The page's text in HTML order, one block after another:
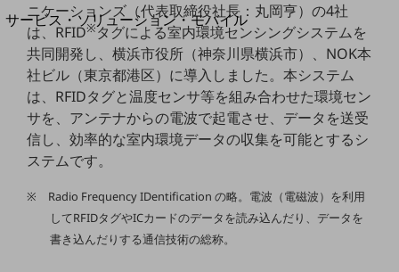
サービス・ソリューション・モバイル
サービス・ソリューションTOP
DXに関する課題を解決する
サービス・ソリューションをご紹介
カテゴリーで探す
カテゴリーで探すTOP
ネットワーク・モバイル
クラウド・データセンター
電話・映像コミュニケーション
ニケーションズ（代表取締役社長：丸岡亨）の4社
は、RFID※タグによる室内環境センシングシステムを
共同開発し、横浜市役所（神奈川県横浜市）、NOK本
社ビル（東京都港区）に導入しました。本システム
は、RFIDタグと温度センサ等を組み合わせた環境セン
サを、アンテナからの電波で起電させ、データを送受
信し、効率的な室内環境データの収集を可能とするシ
ステムです。
※ Radio Frequency IDentification の略。電波（電磁波）を利用
してRFIDタグやICカードのデータを読み込んだり、データを
書き込んだりする通信技術の総称。